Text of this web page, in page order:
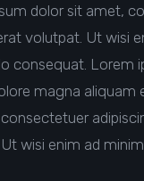
dolor sit amet,
volutpat. Ut wisi
consequat. Lorem
magna aliquam
wisi enim ad